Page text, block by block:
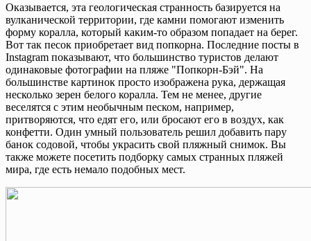
Оказывается, эта геологическая странность базируется на
вулканической территории, где камни помогают изменить
форму коралла, который каким-то образом попадает на берег.
Вот так песок приобретает вид попкорна. Последние посты в
Instagram показывают, что большинство туристов делают
одинаковые фотографии на пляже "Попкорн-Бэй". На
большинстве картинок просто изображена рука, держащая
несколько зерен белого коралла. Тем не менее, другие
веселятся с этим необычным песком, например,
притворяются, что едят его, или бросают его в воздух, как
конфетти. Один умный пользователь решил добавить пару
банок содовой, чтобы украсить свой пляжный снимок. Вы
также можете посетить подборку самых странных пляжей
мира, где есть немало подобных мест.